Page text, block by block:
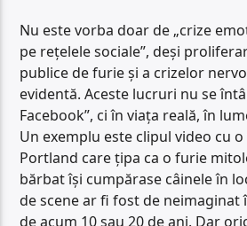
Nu este vorba doar de „crize
pe rețelele sociale”, deși
publice de furie și a crizelor
evidentă. Aceste lucruri nu se
Facebook”, ci în viața reală, în
Un exemplu este clipul video cu
Portland care țipa ca o furie
bărbat își cumpărase câinele în
de scene ar fi fost de neimaginat
de acum 10 sau 20 de ani. Dar